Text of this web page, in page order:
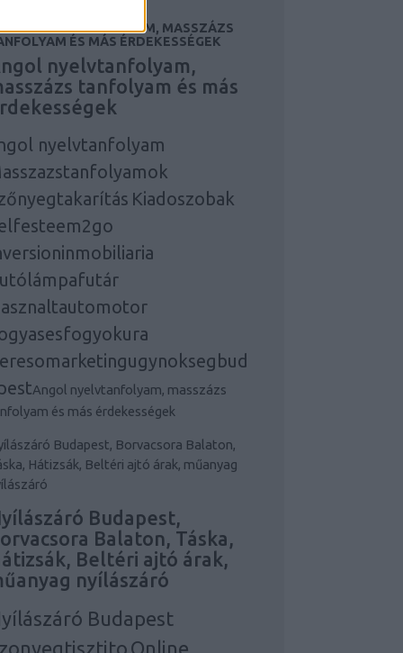
NYELVTANFOLYAM, MASSZÁZS
ÉS MÁS ÉRDEKESSÉGEK
nyelvtanfolyam,
tanfolyam és más
nyelvtanfolyam
Kiadoszobak
Angol nyelvtanfolyam, masszázs
és más érdekességek
Budapest, Borvacsora Balaton,
Hátizsák, Beltéri ajtó árak, műanyag
Budapest,
Balaton, Táska,
Beltéri ajtó árak,
nyílászáró
Budapest
Online